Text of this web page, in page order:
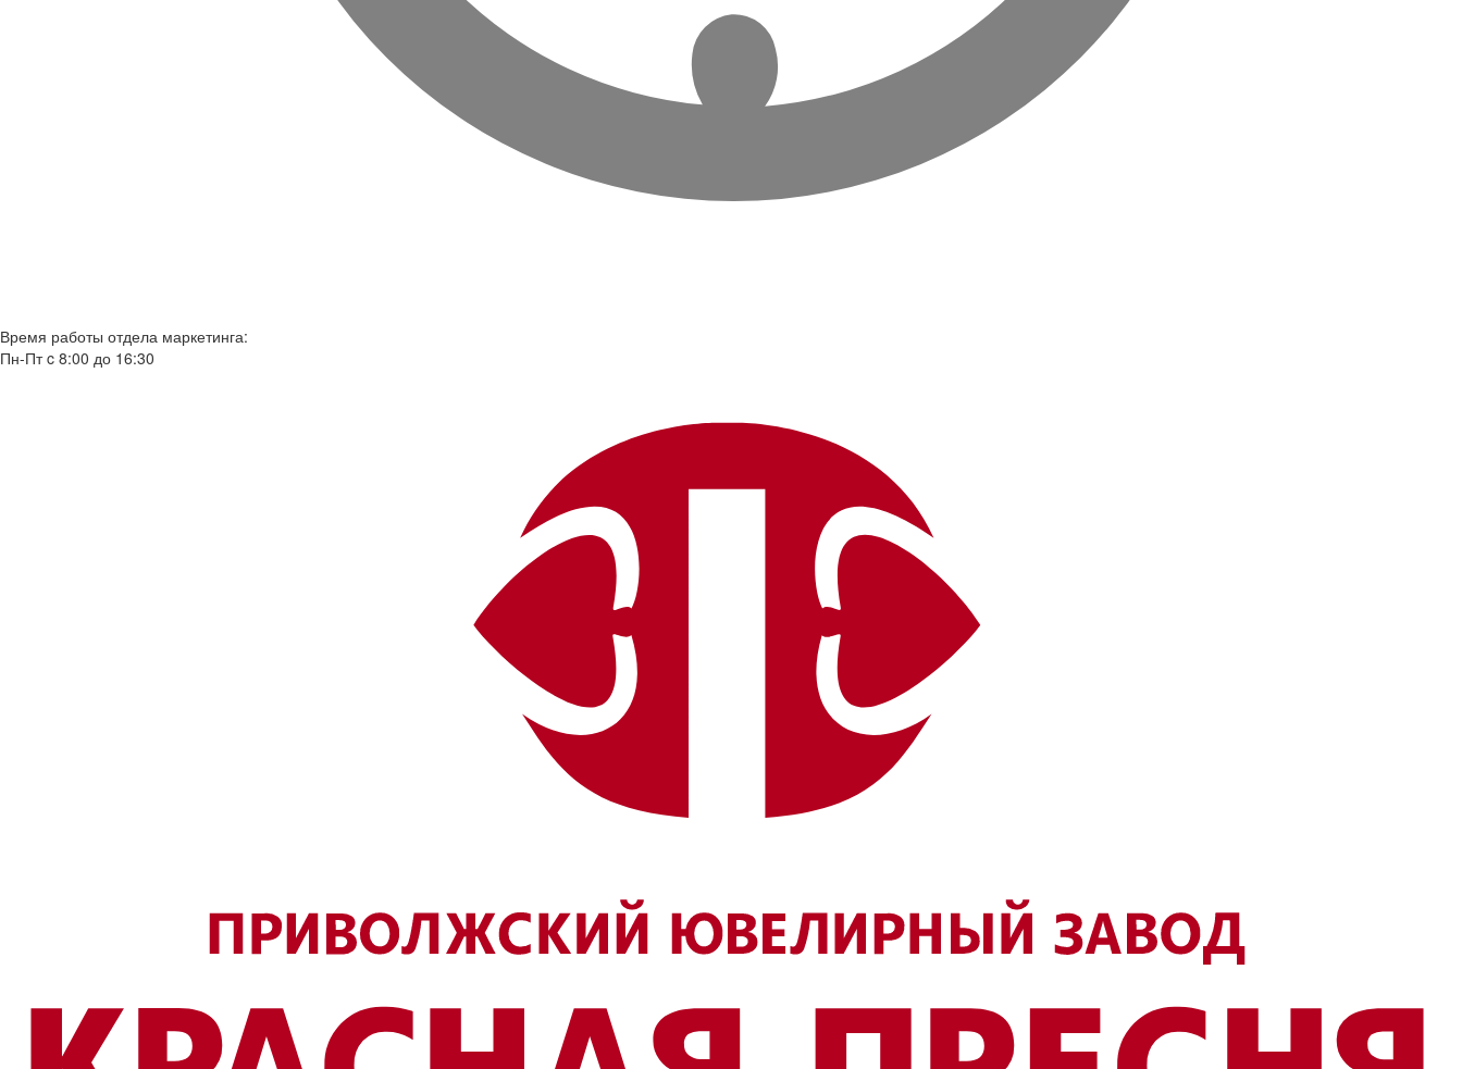
Время работы отдела маркетинга:
Пн-Пт c 8:00 до 16:30